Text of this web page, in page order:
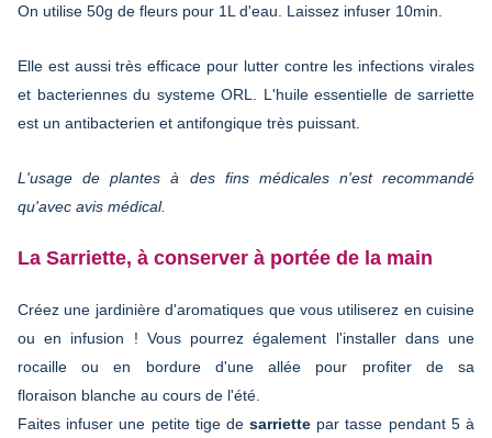
On utilise 50g de fleurs pour 1L d'eau. Laissez infuser 10min.
Elle est aussi très efficace pour lutter contre les infections virales
et bacteriennes du systeme ORL. L'huile essentielle de sarriette
est un antibacterien et antifongique très puissant.
L'usage de plantes à des fins médicales n'est recommandé
qu'avec avis médical.
La Sarriette, à conserver à portée de la main
Créez une jardinière d'aromatiques que vous utiliserez en cuisine
ou en infusion ! Vous pourrez également l'installer dans une
rocaille ou en bordure d'une allée pour profiter de sa
floraison blanche au cours de l'été.
Faites infuser une petite tige desarriette par tasse pendant 5 à